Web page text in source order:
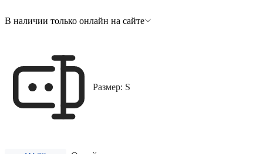
В наличии только онлайн на сайте
Размер: S